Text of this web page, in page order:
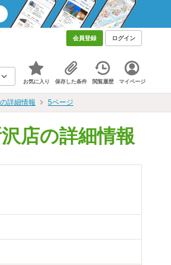
会員登録 ログイン
お気に入り 保存した条件 閲覧履歴 マイページ
詳細情報 5ページ
店の詳細情報